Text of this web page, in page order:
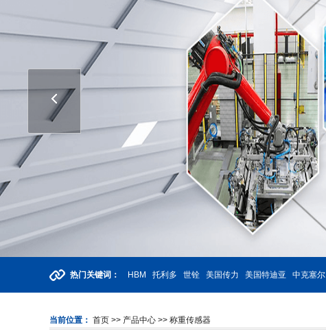
热门关键词： HBM 托利多 世铨 美国传力 美国特迪亚 中克塞尔
当前位置： 首页 >> 产品中心 >> 称重传感器